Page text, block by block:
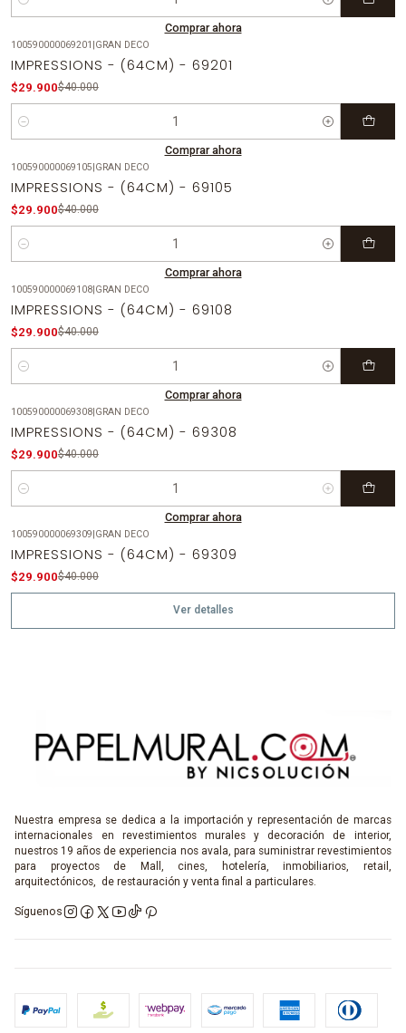
Cantidad
Comprar ahora
100590000069201 |GRAN DECO
IMPRESSIONS - (64CM) - 69201
$29.900$40.000
Cantidad
Comprar ahora
100590000069105|GRAN DECO
IMPRESSIONS - (64CM) - 69105
$29.900$40.000
Cantidad
Comprar ahora
100590000069108|GRAN DECO
IMPRESSIONS - (64CM) - 69108
$29.900$40.000
Cantidad
Comprar ahora
100590000069308|GRAN DECO
IMPRESSIONS - (64CM) - 69308
$29.900$40.000
Cantidad
Comprar ahora
Agotado
100590000069309|GRAN DECO
IMPRESSIONS - (64CM) - 69309
$29.900$40.000
Ver detalles
Nuestra empresa se dedica a la importación y representación de marcas
internacionales en revestimientos murales y decoración de interior,
nuestros 19 años de experiencia nos avala, para suministrar revestimientos
para proyectos de Mall, cines, hotelería, inmobiliarios, retail,
arquitectónicos, de restauración y venta final a particulares.
Síguenos